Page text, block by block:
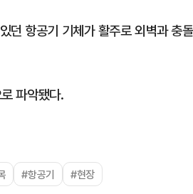
항공기 기체가 활주로 외벽과 충
파악됐다.
#항공기 #현장